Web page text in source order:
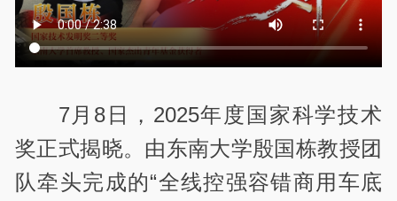
7月8日，2025年度国家科学技术
奖正式揭晓。由东南大学殷国栋教授团
队牵头完成的“全线控强容错商用车底